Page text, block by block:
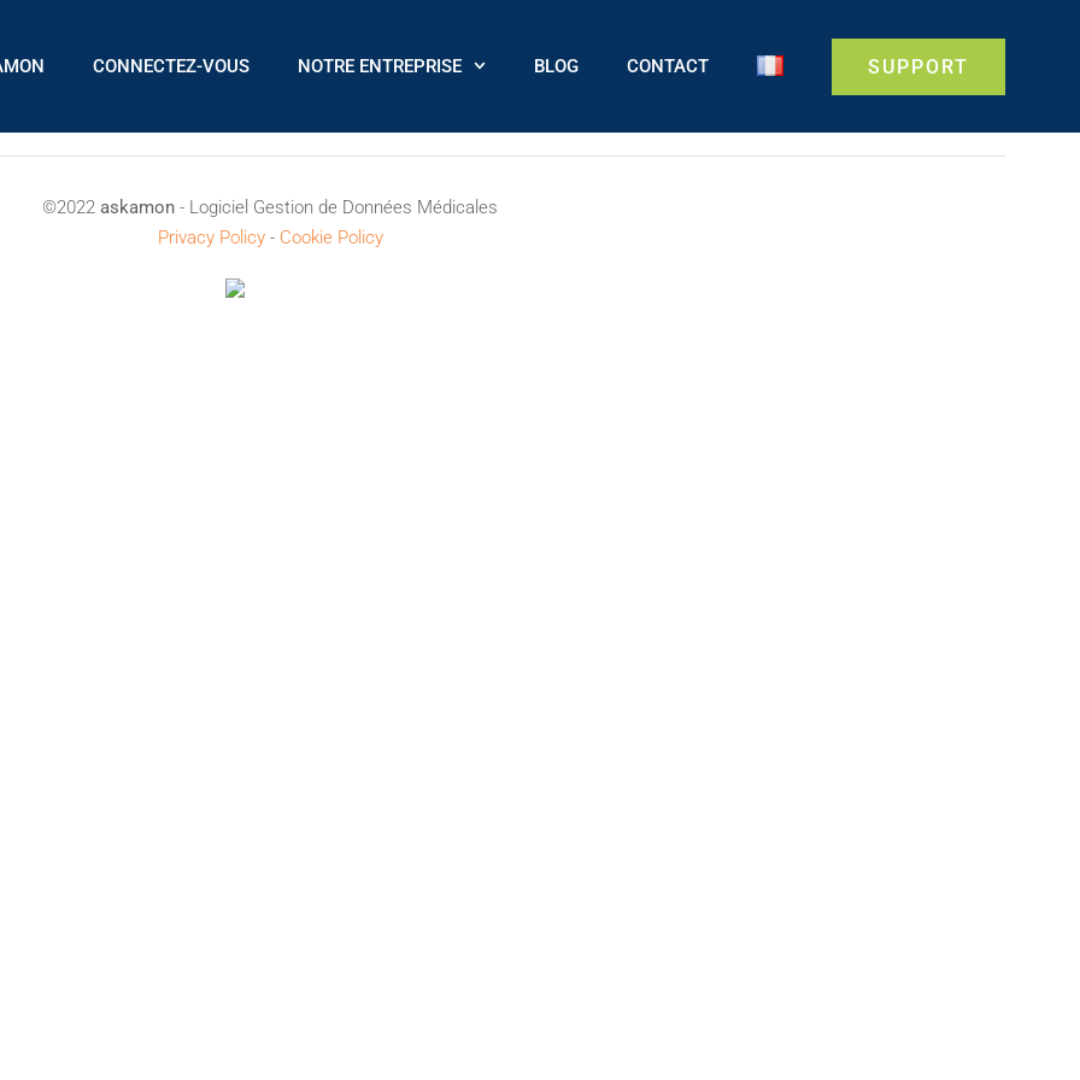
CONNECTEZ-VOUS NOTRE ENTREPRISE BLOG CONTACT SUPPORT
©2022 askamon - Logiciel Gestion de Données Médicales
Privacy Policy- Cookie Policy